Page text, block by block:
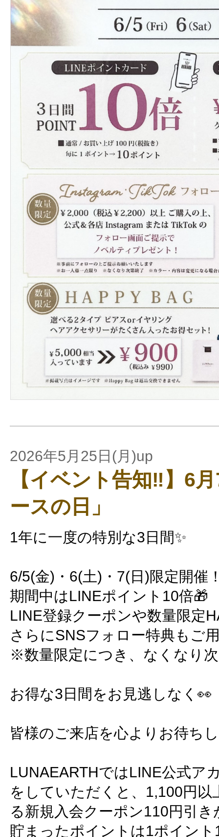
2026年5月25日(月)up
【イベント告知‼】6
ースの日」
1年に一度の特別な3日間✨
6/5(金)・6(土)・7(日)限定開催
期間中はLINEポイント10倍🎁
LINE登録クーポンや数量限定
さらにSNSフォロー特典もご
※数量限定につき、なくなり
お得な3日間をお見逃しなく👀
皆様のご来店を心よりお待ち
LUNAEARTHではLINE公式ア
をしていただくと、1,100円以
る新規入会クーポン110円引
貯まったポイントは1ポイン